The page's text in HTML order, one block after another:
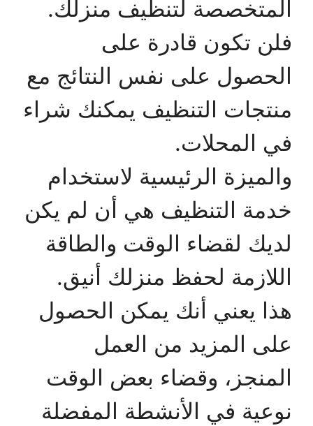
المتخصصة لتنظيف منزلك.
فلن تكون قادرة على
الحصول على نفس النتائج مع
منتجات التنظيف يمكنك شراء
في المحلات.
والميزة الرئيسية لاستخدام
خدمة التنظيف هي أن لم يكن
لديك لقضاء الوقت والطاقة
اللازمة لحفظ منزلك أنيق.
هذا يعني أنك يمكن الحصول
على المزيد من العمل
المنجز، وقضاء بعض الوقت
نوعية في الأنشطة المفضلة